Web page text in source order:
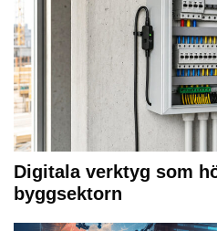
Digitala verktyg som
byggsektorn